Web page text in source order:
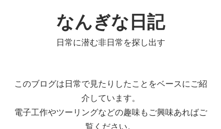
なんぎな日記
日常に潜む非日常を探し出す
このブログは日常で見たりしたことをベースにご紹
介しています。
電子工作やツーリングなどの趣味もご興味あればご
覧ください。